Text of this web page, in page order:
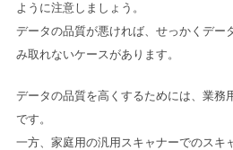
ように注意しましょう。
データの品質が悪ければ、せっかくデー
み取れないケースがあります。
データの品質を高くするためには、業務
です。
一方、家庭用の汎用スキャナーでのスキ